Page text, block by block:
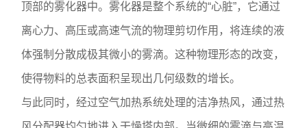
顶部的雾化器中。雾化器是整个系统的“心脏”，它通过
离心力、高压或高速气流的物理剪切作用，将连续的液
体强制分散成极其微小的雾滴。这种物理形态的改变，
使得物料的总表面积呈现出几何级数的增长。
与此同时，经过空气加热系统处理的洁净热风，通过热